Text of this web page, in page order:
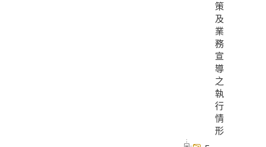
策
及
業
務
宣
導
之
執
行
情
形